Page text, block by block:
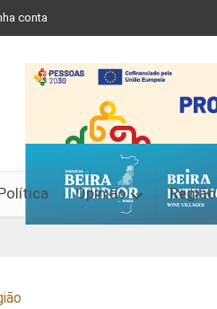
conta
Opinião Região